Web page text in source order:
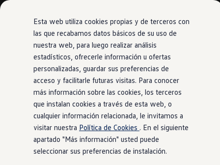
Esta web utiliza cookies propias y de terceros con
las que recabamos datos básicos de su uso de
nuestra web, para luego realizar análisis
estadísticos, ofrecerle información u ofertas
personalizadas, guardar sus preferencias de
acceso y facilitarle futuras visitas. Para conocer
más información sobre las cookies, los terceros
que instalan cookies a través de esta web, o
cualquier información relacionada, le invitamos a
visitar nuestra Política de Cookies . En el siguiente
apartado "Más información" usted puede
seleccionar sus preferencias de instalación.
Ir
directamente
al contenido
Ir
directamente
al pie de
página
Nueva Caddy
Nueva Caddy Cargo
Nueva Caddy California
Nueva California
Configura tu Volkswagen
Volkswagen de Ocasión
Ofertas y promociones
Vehículos de ocasión
Renueva tu Volkswagen
Financiación Volkswagen
Concursos Volkswagen Comerciales
Movilidad Eléctrica
Vehículos eléctricos disponibles
Vehículos híbridos enchufables
Clientes
Actualiza tu vehículo gratis